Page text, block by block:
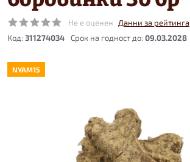
Не е оценен
Данни за рейтинга
Код: 311274034 09.03.2028
NYAM15